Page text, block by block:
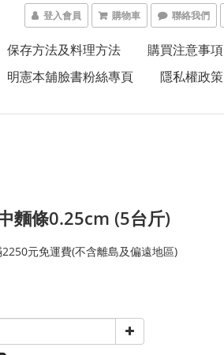
登入會員 購物車 聯絡我們
保存方法及料理方法
購買注意事項
明憲本舖臉書粉絲專頁
隱私權政策
麵條0.25cm (5台斤)
元免運費(不含離島及偏遠地區)